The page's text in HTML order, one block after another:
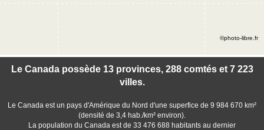
Le Canada possède 13 provinces, 288 comtés et 7 223
villes.
Le Canada est un pays d'Amérique du Nord d'une superfice de 9 984 670 km²
(densité de 3,4 hab./km² environ).
La population du Canada est de 33 476 688 habitants au dernier
©photo-libre.fr